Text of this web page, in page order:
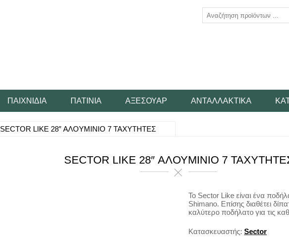
ΠΑΙΧΝΊΔΙΑ ΠΑΤΊΝΙΑ ΑΞΕΣΟΥΆΡ ΑΝΤΑΛΛΑΚΤΙΚΆ
SECTOR LIKE 28″ ΑΛΟΥΜΙΝΙΟ 7 ΤΑΧΥΤΗΤΕΣ
SECTOR LIKE 28″ ΑΛΟΥΜΙΝΙΟ 7
Το Sector Like είναι ένα
Shimano. Επίσης διαθέτει
καλύτερο ποδήλατο για τις
Κατασκευαστής: Sector